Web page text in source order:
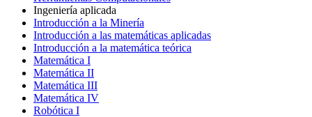
Ingeniería aplicada
Introducción a la Minería
Introducción a las matemáticas aplicadas
Introducción a la matemática teórica
Matemática I
Matemática II
Matemática III
Matemática IV
Robótica I